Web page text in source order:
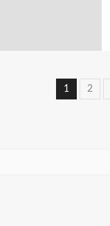
Ziņu
1 2